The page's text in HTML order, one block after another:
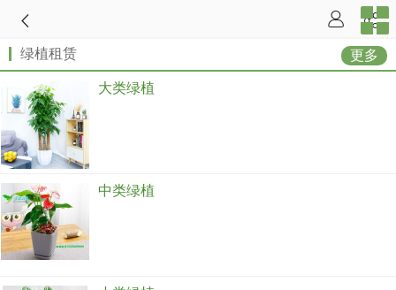
绿植租赁 更多
大类绿植
中类绿植